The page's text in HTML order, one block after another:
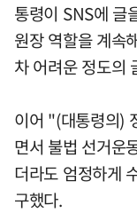
통령이 SNS에 글
원장 역할을 계속
차 어려운 정도의
이어 "(대통령의)
면서 불법 선거운
더라도 엄정하게
구했다.